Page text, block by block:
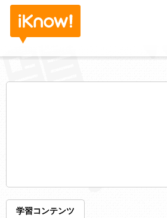
学習コンテンツ